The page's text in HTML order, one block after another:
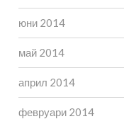
юни 2014
май 2014
април 2014
февруари 2014